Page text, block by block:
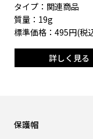
タイプ：関連商品
質量：19g
標準価格： 495円(税
詳しく見る
保護帽